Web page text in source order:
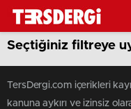
Seçtiğiniz filtreye
TersDergi.com içerikleri
kanuna aykırı ve izinsiz